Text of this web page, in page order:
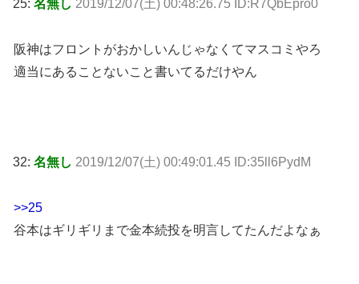
25: 名無し 2019/12/07(土) 00:48:26.75 ID:R7QbEpro0
阪神はフロントがおかしいんじゃなくてマスコミやろ
適当にあることないこと書いてるだけやん
32: 名無し 2019/12/07(土) 00:49:01.45 ID:35ll6PydM
>>25
谷本はギリギリまで金本続投を明言してたんだよなぁ